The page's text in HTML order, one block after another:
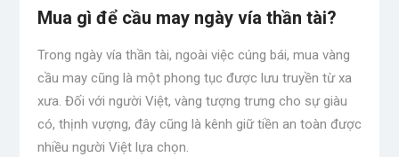
Mua gì để cầu may ngày vía thần tài?
Trong ngày vía thần tài, ngoài việc cúng bái, mua vàng
cầu may cũng là một phong tục được lưu truyền từ xa
xưa. Đối với người Việt, vàng tượng trưng cho sự giàu
có, thịnh vượng, đây cũng là kênh giữ tiền an toàn được
nhiều người Việt lựa chọn.